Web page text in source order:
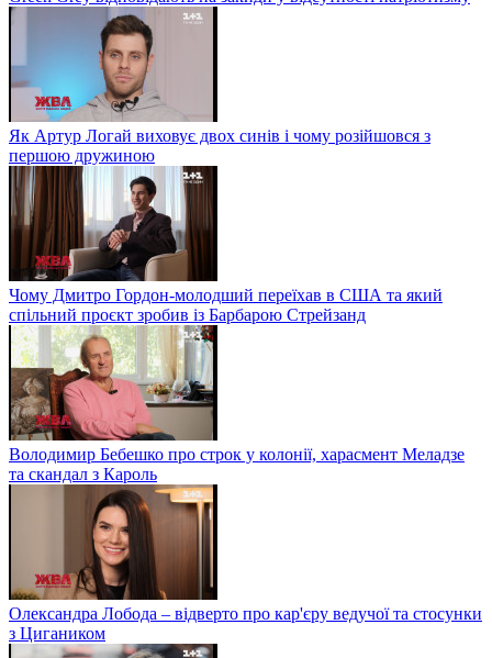
Як Артур Логай виховує двох синів і чому розійшовся з
першою дружиною
Чому Дмитро Гордон-молодший переїхав в США та який
спільний проєкт зробив із Барбарою Стрейзанд
Володимир Бебешко про строк у колонії, харасмент Меладзе
та скандал з Кароль
Олександра Лобода – відверто про кар'єру ведучої та стосунки
з Цигаником